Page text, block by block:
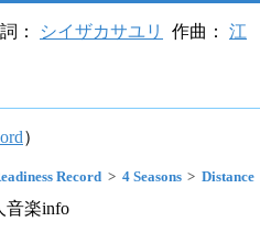
： シイザカサユリ 作曲： 江
）
Record 4 Seasons Distance
音楽info